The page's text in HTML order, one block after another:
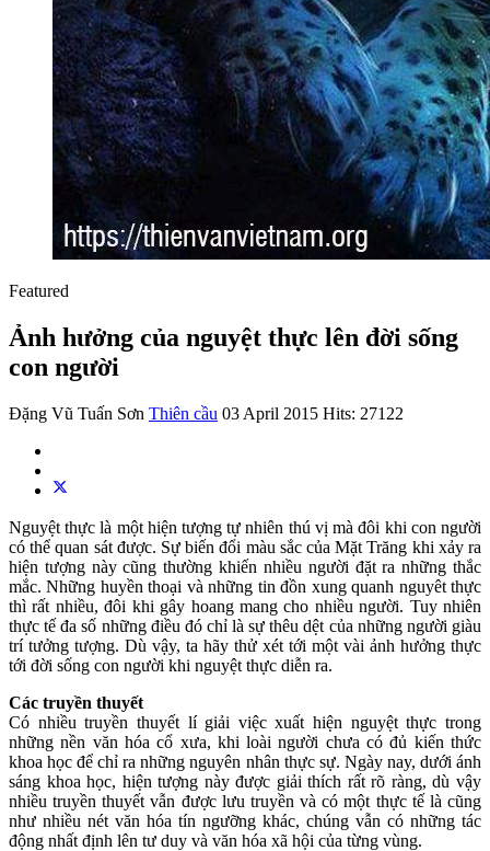
Featured
Ảnh hưởng của nguyệt thực lên đời sống
con người
Đặng Vũ Tuấn Sơn Thiên cầu 03 April 2015 Hits: 27122
Nguyệt thực là một hiện tượng tự nhiên thú vị mà đôi khi con người
có thể quan sát được. Sự biến đổi màu sắc của Mặt Trăng khi xảy ra
hiện tượng này cũng thường khiến nhiều người đặt ra những thắc
mắc. Những huyền thoại và những tin đồn xung quanh nguyêt thực
thì rất nhiều, đôi khi gây hoang mang cho nhiều người. Tuy nhiên
thực tế đa số những điều đó chỉ là sự thêu dệt của những người giàu
trí tưởng tượng. Dù vậy, ta hãy thử xét tới một vài ảnh hưởng thực
tới đời sống con người khi nguyệt thực diễn ra.
Các truyền thuyết
Có nhiều truyền thuyết lí giải việc xuất hiện nguyệt thực trong
những nền văn hóa cổ xưa, khi loài người chưa có đủ kiến thức
khoa học để chỉ ra những nguyên nhân thực sự. Ngày nay, dưới ánh
sáng khoa học, hiện tượng này được giải thích rất rõ ràng, dù vậy
nhiều truyền thuyết vẫn được lưu truyền và có một thực tế là cũng
như nhiều nét văn hóa tín ngưỡng khác, chúng vẫn có những tác
động nhất định lên tư duy và văn hóa xã hội của từng vùng.